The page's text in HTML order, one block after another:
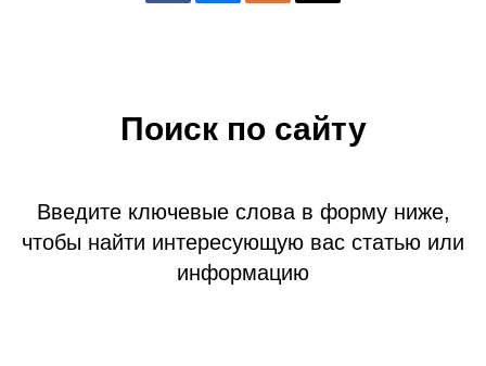
Поиск по сайту
Введите ключевые слова в форму ниже,
чтобы найти интересующую вас статью или
информацию